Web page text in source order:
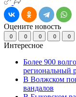
Оцените новость
0 0 0 0 0
Интересное
Более 900
региональный
В Волжском
вандалов